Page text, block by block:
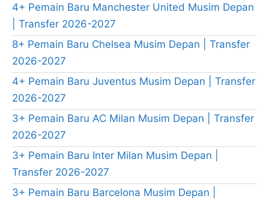
4+ Pemain Baru Manchester United Musim Depan
| Transfer 2026-2027
8+ Pemain Baru Chelsea Musim Depan | Transfer
2026-2027
4+ Pemain Baru Juventus Musim Depan | Transfer
2026-2027
3+ Pemain Baru AC Milan Musim Depan | Transfer
2026-2027
3+ Pemain Baru Inter Milan Musim Depan |
Transfer 2026-2027
3+ Pemain Baru Barcelona Musim Depan |